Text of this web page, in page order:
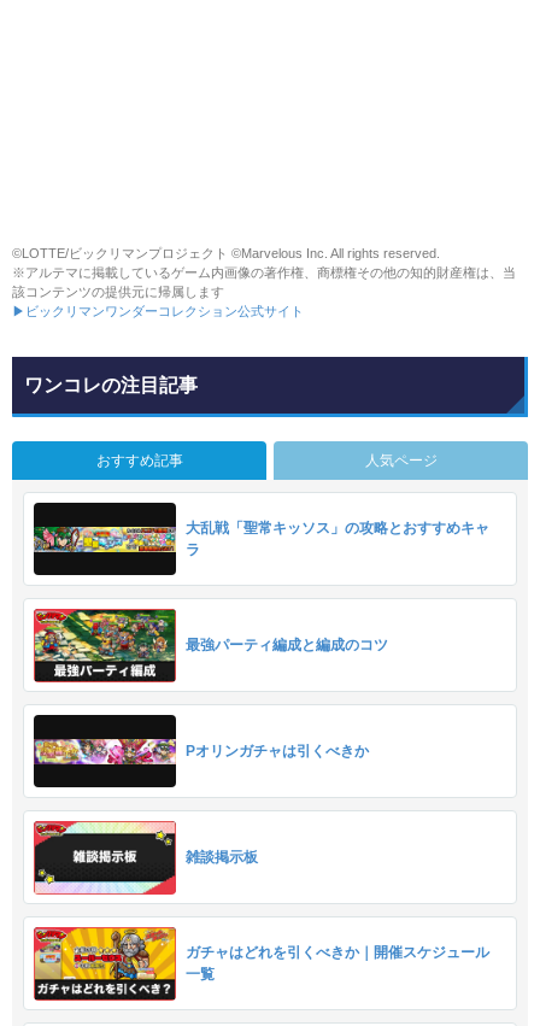
©LOTTE/ビックリマンプロジェクト ©Marvelous Inc. All rights reserved.
※アルテマに掲載しているゲーム内画像の著作権、商標権その他の知的財産権は、当
該コンテンツの提供元に帰属します
▶ビックリマンワンダーコレクション公式サイト
ワンコレの注目記事
おすすめ記事 人気ページ
大乱戦「聖常キッソス」の攻略とおすすめキャ
ラ
最強パーティ編成と編成のコツ
Pオリンガチャは引くべきか
雑談掲示板
ガチャはどれを引くべきか｜開催スケジュール
一覧